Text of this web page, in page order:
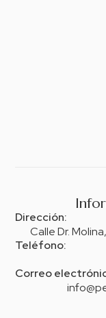
Dirección:
Calle Dr.
Teléfono:
Correo